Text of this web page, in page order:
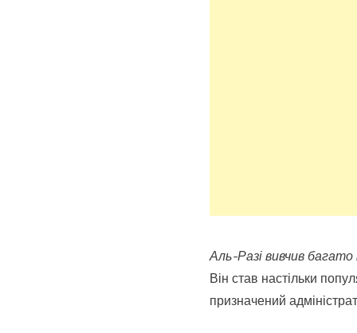
Аль-Разі вивчив
Він став настільки
призначений